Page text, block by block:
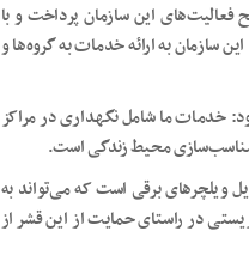
فعالیت‌های این سازمان پرداخت و با
سازمان به ارائه خدمات به گروه‌ها و
خدمات ما شامل نگهداری در مراکز
مناسب‌سازی محیط زندگی است.
برقی است که می‌تواند به
در راستای حمایت از این قشر از